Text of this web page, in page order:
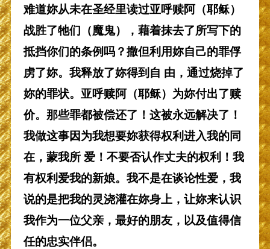
难道妳从未在圣经里读过亚呼赎阿（耶稣）
战胜了牠们（魔鬼），藉着抹去了所写下的
抵挡你们的条例吗？撒但利用妳自己的罪俘
虏了妳。我释放了妳得到自 由，通过烧掉了
妳的罪状。亚呼赎阿（耶稣）为妳付出了赎
价。那些罪都被偿还了！这被永远解决了！
我做这事因为我想要妳获得权利进入我的同
在，蒙我所 爱！不要否认作丈夫的权利！我
有权利爱我的新娘。我不是在谈论性爱，我
说的是把我的灵浇灌在妳身上，让妳来认识
我作为一位父亲，最好的朋友，以及值得信
任的忠实伴侣。